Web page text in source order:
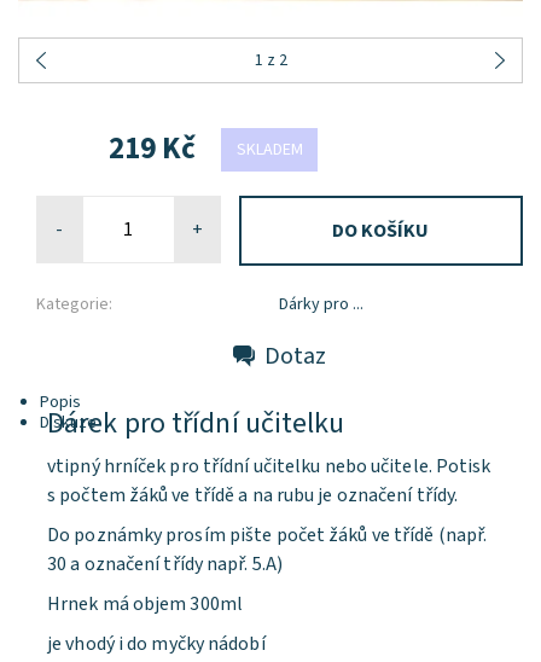
1 z 2
SKLADEM
219 Kč
- +
Kategorie: Dárky pro ...
Dotaz
Popis
Diskuze
Dárek pro třídní učitelku
vtipný hrníček pro třídní učitelku nebo učitele. Potisk
s počtem žáků ve třídě a na rubu je označení třídy.
Do poznámky prosím pište počet žáků ve třídě (např.
30 a označení třídy např. 5.A)
Hrnek má objem 300ml
je vhodý i do myčky nádobí